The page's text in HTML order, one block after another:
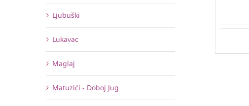
Ljubuški
Lukavac
Maglaj
Matuzići - Doboj Jug